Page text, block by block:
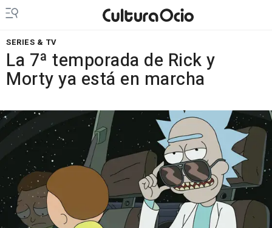
SERIES & TV
La 7ª temporada de Rick y
Morty ya está en marcha